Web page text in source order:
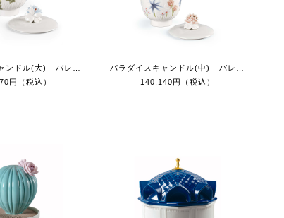
円（税込）
140,140円（税込）